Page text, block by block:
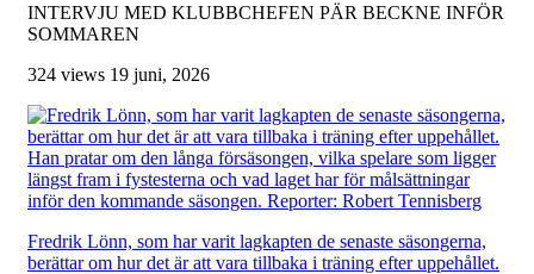
INTERVJU MED KLUBBCHEFEN PÄR BECKNE INFÖR
SOMMAREN
324 views 19 juni, 2026
Fredrik Lönn, som har varit lagkapten de senaste säsongerna,
berättar om hur det är att vara tillbaka i träning efter uppehållet.